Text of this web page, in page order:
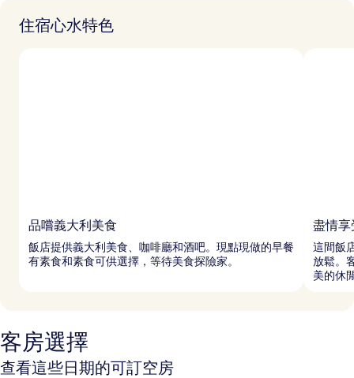
住宿心水特色
品嚐義大利美食
飯店提供義大利美食、咖啡廳和酒吧。現點現做的早餐
有素食和素食可供選擇，等待美食探險家。
盡情享
這間飯
放鬆。
美的休
客房選擇
查看這些日期的可訂空房